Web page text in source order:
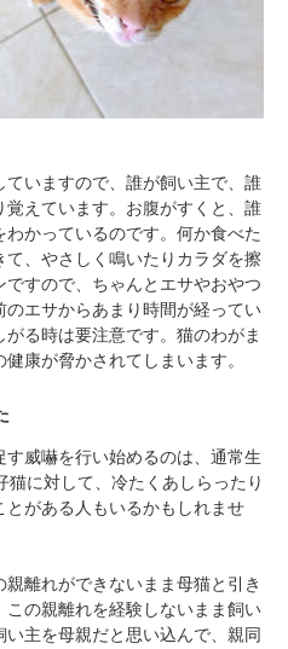
いますので、誰が飼い主で、誰
えています。お腹がすくと、誰
かっているのです。何か食べた
、やさしく鳴いたりカラダを擦
ですので、ちゃんとエサやおやつ
エサからあまり時間が経ってい
る時は要注意です。猫のわがま
康が脅かされてしまいます。
威嚇を行い始めるのは、通常生
に対して、冷たくあしらったり
がある人もいるかもしれませ
離れができないまま母猫と引き
の親離れを経験しないまま飼い
主を母親だと思い込んで、親同
閉じる
pecocats
ねこ部をフォロー
ウンロード済みの方
で開く
ダウンロードする